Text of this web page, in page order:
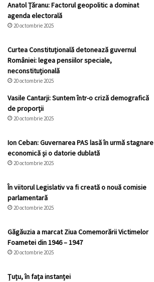
Anatol Țăranu: Factorul geopolitic a dominat
agenda electorală
20 octombrie 2025
Curtea Constituțională detonează guvernul
României: legea pensiilor speciale,
neconstituțională
20 octombrie 2025
Vasile Cantarji: Suntem într-o criză demografică
de proporții
20 octombrie 2025
Ion Ceban: Guvernarea PAS lasă în urmă stagnare
economică și o datorie dublată
20 octombrie 2025
În viitorul Legislativ va fi creată o nouă comisie
parlamentară
20 octombrie 2025
Găgăuzia a marcat Ziua Comemorării Victimelor
Foametei din 1946 – 1947
20 octombrie 2025
Țuțu, în fața instanței